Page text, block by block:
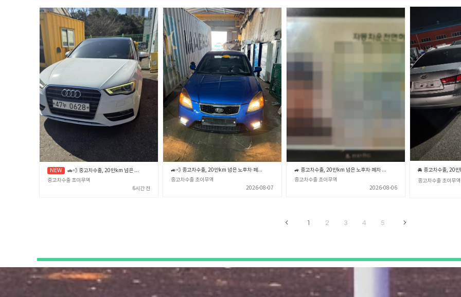
🚗💨 중고차수출, 20만km 넘은 노후차·폐차 직전 차량 제값 받고 파는 확실한 노하우 🎯✨ (중고차수출 초이무역)
중고차수출 초이무역
6시간 전
🚙💨 중고차수출, 20만km 넘은 노후차·폐차 직전 차량 제값 받고 파는 확실한 노하우 🎯✨ (중고차수출 초이무역)
중고차수출 초이무역
2026-08-07
🚙 중고차수출, 20만km 넘은 노후차·폐차 직전 차량 제값 받고 파는 확실한 노하우 💡 (중고차수출 초이무역)
중고차수출 초이무역
2026-08-06
중고차수출 초이무역
1 2 3 4 5